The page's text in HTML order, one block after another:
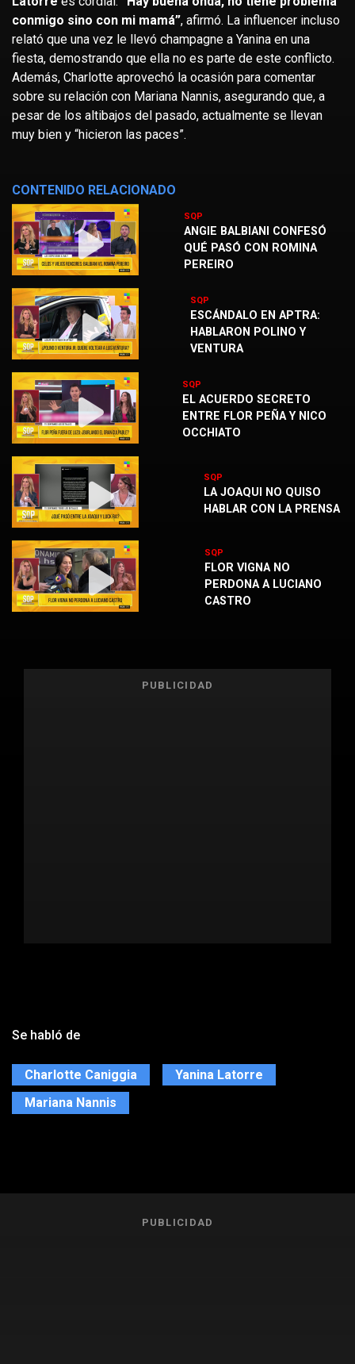
conmigo sino con mi mamá”, afirmó. La influencer incluso
relató que una vez le llevó champagne a Yanina en una
fiesta, demostrando que ella no es parte de este conflicto.
Además, Charlotte aprovechó la ocasión para comentar
sobre su relación con Mariana Nannis, asegurando que, a
pesar de los altibajos del pasado, actualmente se llevan
muy bien y “hicieron las paces”.
CONTENIDO RELACIONADO
SQP
ANGIE BALBIANI CONFESÓ
QUÉ PASÓ CON ROMINA
PEREIRO
SQP
ESCÁNDALO EN APTRA:
HABLARON POLINO Y
VENTURA
SQP
EL ACUERDO SECRETO
ENTRE FLOR PEÑA Y NICO
OCCHIATO
SQP
LA JOAQUI NO QUISO
HABLAR CON LA PRENSA
SQP
FLOR VIGNA NO
PERDONA A LUCIANO
CASTRO
PUBLICIDAD
Se habló de
Charlotte Caniggia
Yanina Latorre
Mariana Nannis
PUBLICIDAD